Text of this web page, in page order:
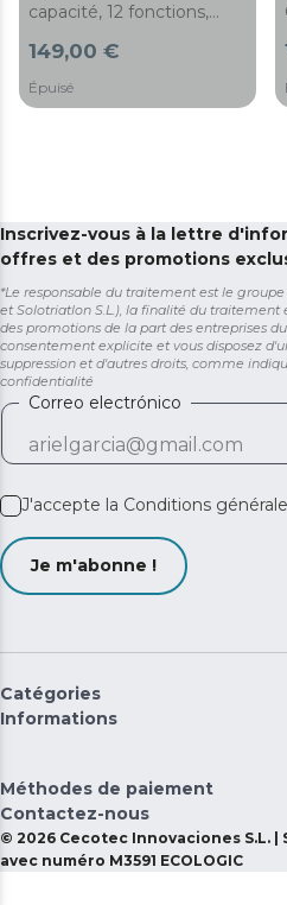
capacité, 12 fonctions,
rôtissoire giratoire incluse
149,00 €
Épuisé
Inscrivez-vous à la lettre
offres et des promotions
*Le responsable du traitement est le
et Solotriatlon S.L.), la finalité du traitement
des promotions de la part des entreprises
consentement explicite et vous disposez
suppression et d'autres droits, comme
confidentialité
Correo electrónico
J'accepte la Conditions
Je m'abonne !
Catégories
Informations
Méthodes de paiement
Contactez-nous
© 2026 Cecotec Innovaciones S.L.
avec numéro M3591 ECOLOGIC